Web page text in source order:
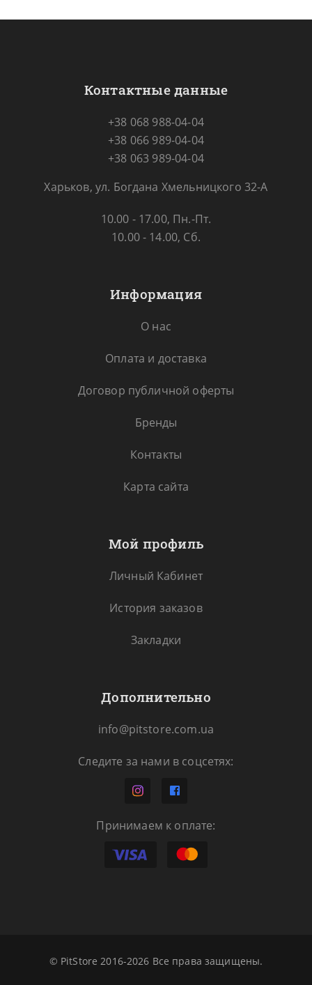
Контактные данные
+38 068 988-04-04
+38 066 989-04-04
+38 063 989-04-04
Харьков, ул. Богдана Хмельницкого 32-А
10.00 - 17.00, Пн.-Пт.
10.00 - 14.00, Сб.
Информация
О нас
Оплата и доставка
Договор публичной оферты
Бренды
Контакты
Карта сайта
Мой профиль
Личный Кабинет
История заказов
Закладки
Дополнительно
info@pitstore.com.ua
Следите за нами в соцсетях:
Принимаем к оплате:
© PitStore 2016-2026 Все права защищены.